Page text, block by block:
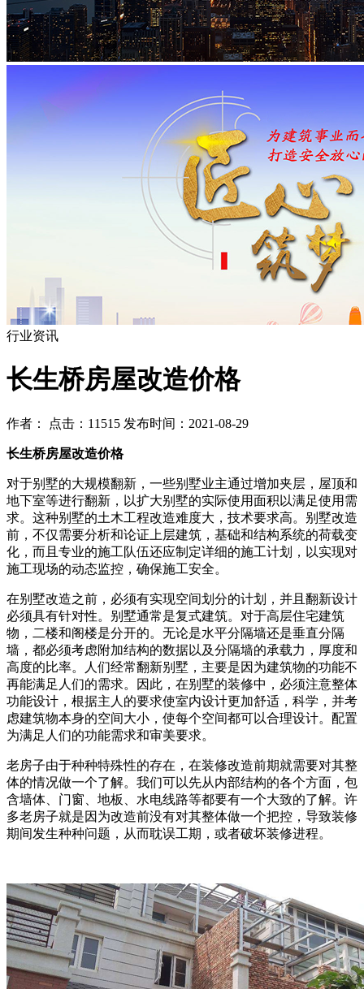
行业资讯
长生桥房屋改造价格
作者： 点击：11515 发布时间：2021-08-29
长生桥房屋改造价格
对于别墅的大规模翻新，一些别墅业主通过增加夹层，屋顶和
地下室等进行翻新，以扩大别墅的实际使用面积以满足使用需
求。这种别墅的土木工程改造难度大，技术要求高。别墅改造
前，不仅需要分析和论证上层建筑，基础和结构系统的荷载变
化，而且专业的施工队伍还应制定详细的施工计划，以实现对
施工现场的动态监控，确保施工安全。
在别墅改造之前，必须有实现空间划分的计划，并且翻新设计
必须具有针对性。别墅通常是复式建筑。对于高层住宅建筑
物，二楼和阁楼是分开的。无论是水平分隔墙还是垂直分隔
墙，都必须考虑附加结构的数据以及分隔墙的承载力，厚度和
高度的比率。人们经常翻新别墅，主要是因为建筑物的功能不
再能满足人们的需求。因此，在别墅的装修中，必须注意整体
功能设计，根据主人的要求使室内设计更加舒适，科学，并考
虑建筑物本身的空间大小，使每个空间都可以合理设计。配置
为满足人们的功能需求和审美要求。
老房子由于种种特殊性的存在，在装修改造前期就需要对其整
体的情况做一个了解。我们可以先从内部结构的各个方面，包
含墙体、门窗、地板、水电线路等都要有一个大致的了解。许
多老房子就是因为改造前没有对其整体做一个把控，导致装修
期间发生种种问题，从而耽误工期，或者破坏装修进程。